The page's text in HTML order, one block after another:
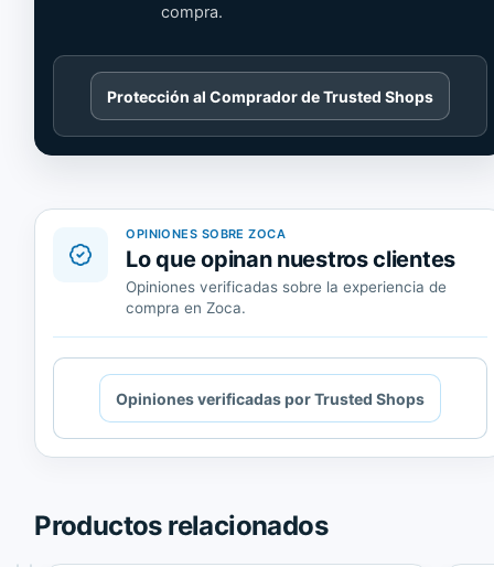
compra.
Cargando
contenido
de
Protección al Comprador de Trusted Shops
OPINIONES SOBRE ZOCA
Lo que opinan nuestros clientes
Opiniones verificadas sobre la experiencia de
compra en Zoca.
Cargando
contenido
de
Opiniones verificadas por Trusted Shops
Productos relacionados